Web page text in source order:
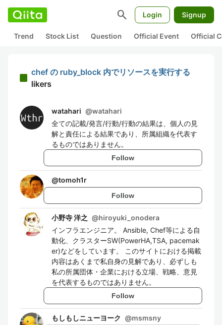
search Login Signup
Trend Stock List Question Official Event Official
chef の ruby_block 内でリソースを実行する
likers
watahari @watahari
全ての記載/発言/行動/行動の結果は、個人の見
解と責任による結果であり、所属組織を代表す
るものではありません。
Follow
@tomoh1r
Follow
小野寺 洋之 @hiroyuki_onodera
インフラエンジニア。 Ansible, Chef等による自
動化、クラスターSW(PowerHA,TSA, pacemak
er)などをしています。 このサイトにおける掲載
内容はあくまで私自身の見解であり、必ずしも
私の所属団体・企業における立場、戦略、意見
を代表するものではありません。
Follow
もしもしニューヨーク @msmsny